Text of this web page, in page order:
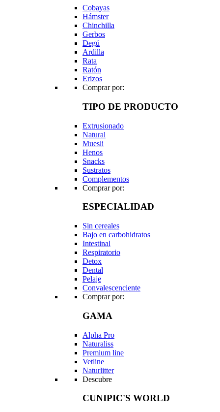
Cobayas
Hámster
Chinchilla
Gerbos
Degú
Ardilla
Rata
Ratón
Erizos
Comprar por:
TIPO DE PRODUCTO
Extrusionado
Natural
Muesli
Henos
Snacks
Sustratos
Complementos
Comprar por:
ESPECIALIDAD
Sin cereales
Bajo en carbohidratos
Intestinal
Respiratorio
Detox
Dental
Pelaje
Convalescenciente
Comprar por:
GAMA
Alpha Pro
Naturaliss
Premium line
Vetline
Naturlitter
Descubre
CUNIPIC'S WORLD